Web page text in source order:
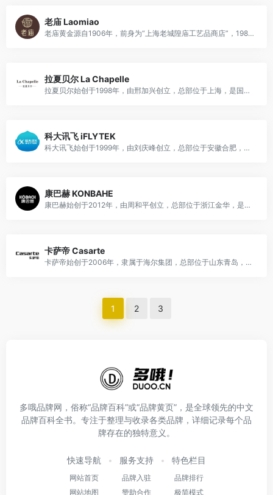
老庙 Laomiao
老庙黄金源自1906年，前身为“上海老城隍庙工艺品商店”，1989年正式注册成立公司，总部位于上海，是国民知名黄金珠宝品牌，主营黄金饰品、铂金、钻石、玉器、钟表等珠宝首饰产品。
拉夏贝尔 La Chapelle
拉夏贝尔始创于1998年，由邢加兴创立，总部位于上海，是国民知名女装品牌，主营女装、配饰、童装等时尚服饰产品。
科大讯飞 iFLYTEK
科大讯飞始创于1999年，由刘庆峰创立，总部位于安徽合肥，是国民知名人工智能品牌，主营智能语音、大模型、智慧教育、智慧医疗等人工智能相关产品及解决方案。
康巴赫 KONBAHE
康巴赫始创于2012年，由周和平创立，总部位于浙江金华，是国民知名厨具品牌，主营不粘锅、炒锅、汤锅、刀具等健康厨具产品。
卡萨帝 Casarte
卡萨帝始创于2006年，隶属于海尔集团，总部位于山东青岛，是国际高端家电品牌，主营冰箱、洗衣机、空调、厨电等高端智能家电产品。
1 2 3
多哦品牌网，俗称“品牌百科”或“品牌黄页”，是全球领先的中文
品牌百科全书。专注于整理与收录各类品牌，详细记录每个品
牌存在的独特意义。
快速导航
网站首页
网站地图
服务支持
品牌入驻
赞助合作
特色栏目
品牌排行
极简模式